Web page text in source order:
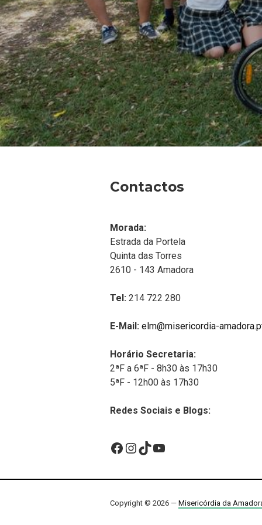
Contactos
Morada:
Estrada da Portela
Quinta das Torres
2610 - 143 Amadora
Tel:214 722 280
E-Mail: elm@misericordia-
Horário Secretaria:
2ªF a 6ªF - 8h30 às 17h30
5ªF - 12h00 às 17h30
Redes Sociais e Blogs:
Facebook
Instagram
TikTok
YouTube
Copyright © 2026 — Misericórdia da